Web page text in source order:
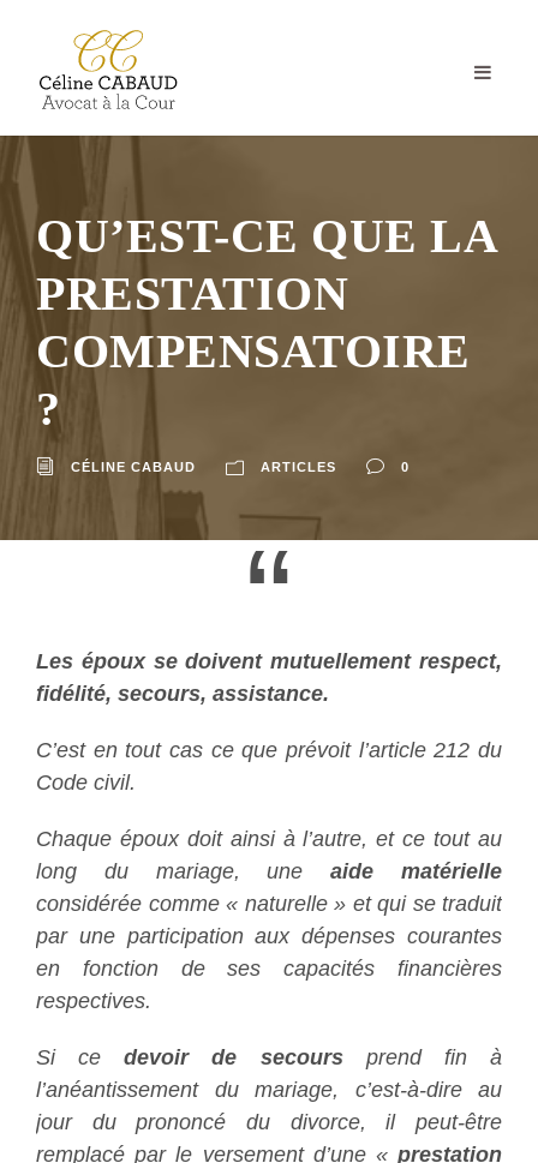
QU’EST-CE QUE LA
PRESTATION
COMPENSATOIRE
?
CÉLINE CABAUD ARTICLES 0
“
Les époux se doivent mutuellement respect,
fidélité, secours, assistance.
C’est en tout cas ce que prévoit l’article 212 du
Code civil.
Chaque époux doit ainsi à l’autre, et ce tout au
long du mariage, uneaide matérielle
considérée comme « naturelle » et qui se traduit
par une participation aux dépenses courantes
en fonction de ses capacités financières
respectives.
Si cedevoir de secoursprend fin à
l’anéantissement du mariage, c’est-à-dire au
jour du prononcé du divorce, il peut-être
remplacé par le versement d’une « prestation